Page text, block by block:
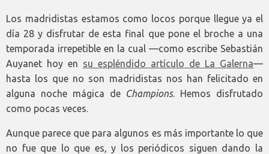
Los madridistas estamos como locos porque llegue ya el
día 28 y disfrutar de esta final que pone el broche a una
temporada irrepetible en la cual —como escribe Sebastián
Auyanet hoy en su espléndido artículo de La Galerna—
hasta los que no son madridistas nos han felicitado en
alguna noche mágica de Champions. Hemos disfrutado
como pocas veces.
Aunque parece que para algunos es más importante lo que
no fue que lo que es, y los periódicos siguen dando la